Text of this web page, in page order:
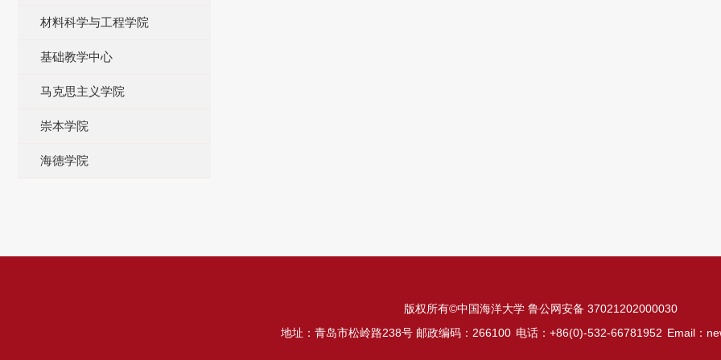
材料科学与工程学院
基础教学中心
马克思主义学院
崇本学院
海德学院
版权所有©中国海洋大学 鲁公网安备 37021202000030
地址：青岛市松岭路238号 邮政编码：266100 电话：+86(0)-532-66781952 Email：